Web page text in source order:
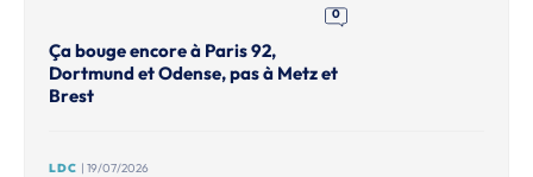
0
Ça bouge encore à Paris 92,
Dortmund et Odense, pas à Metz et
Brest
LDC | 19/07/2026